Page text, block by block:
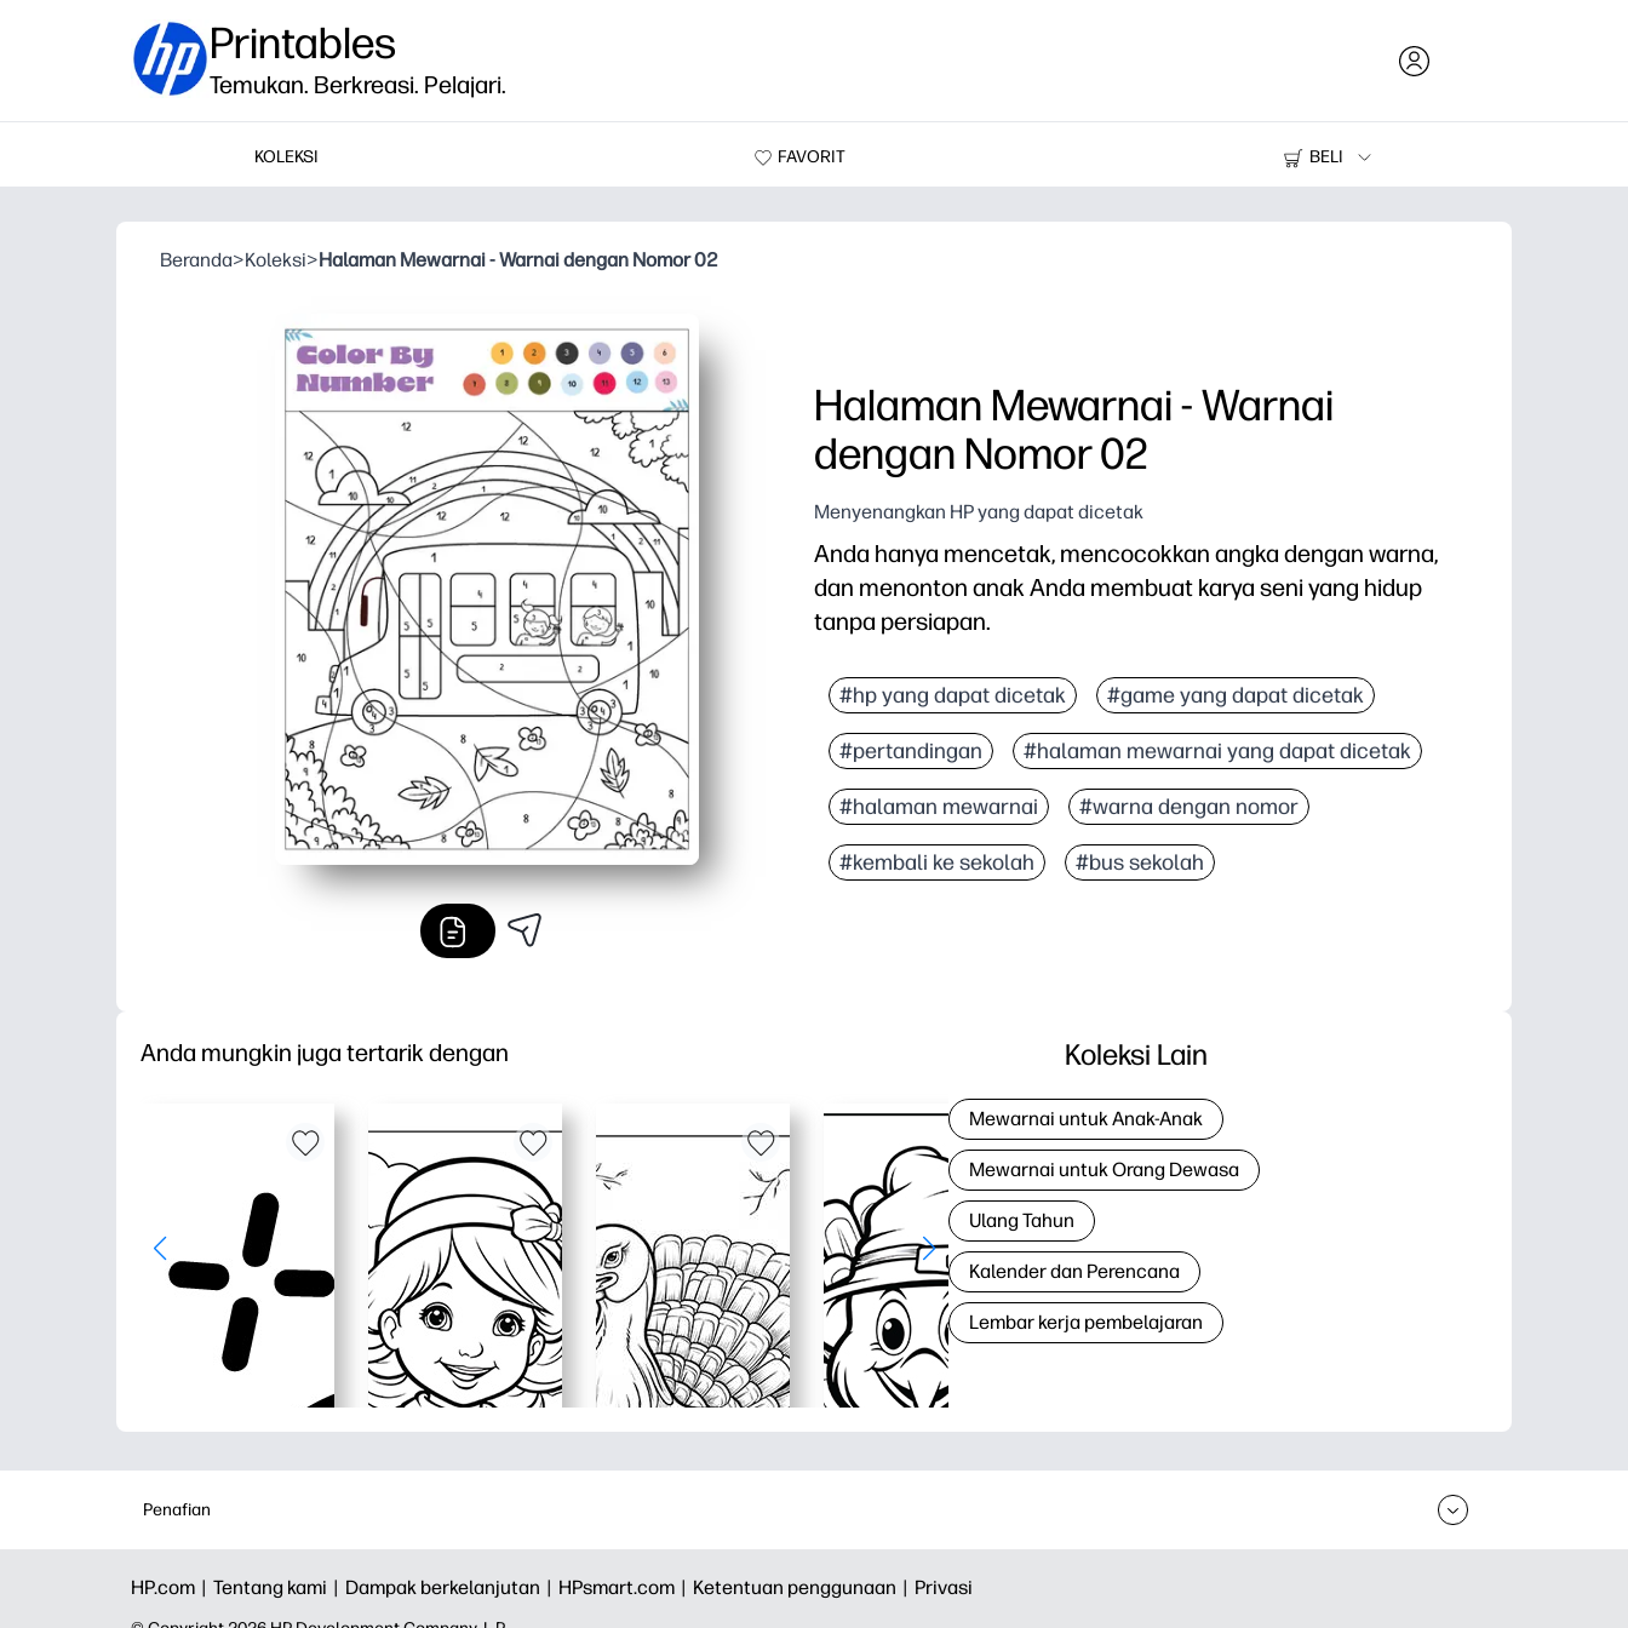
Printables
Temukan. Berkreasi. Pelajari.
KOLEKSI FAVORIT
BELI
Printer
Beranda>Koleksi>Halaman Mewarnai - Warnai dengan Nomor 02
Halaman Mewarnai - Warnai
dengan Nomor 02
Menyenangkan HP yang dapat dicetak
Anda hanya mencetak, mencocokkan angka dengan warna,
dan menonton anak Anda membuat karya seni yang hidup
tanpa persiapan.
Membangun pengenalan angka, pengenalan warna, dan keterampilan
Desain pemeriksaan mandiri mempromosikan fokus dan kemandirian -
Kenyamanan cetak dan pergilah untuk rumah, kelas, atau perjalanan -
Meningkatkan kepercayaan diri saat gambar tersembunyi muncul,
#hp yang dapat dicetak #game yang dapat dicetak
#pertandingan #halaman mewarnai yang dapat dicetak
#halaman mewarnai #warna dengan nomor
#kembali ke sekolah #bus sekolah
Anda mungkin juga tertarik dengan Koleksi Lain
Mewarnai untuk Anak-Anak
Mewarnai untuk Orang Dewasa
Ulang Tahun
Kalender dan Perencana
Lembar kerja pembelajaran
Penafian
HP.com | Tentang kami | Dampak berkelanjutan | HPsmart.com | Ketentuan penggunaan | Privasi